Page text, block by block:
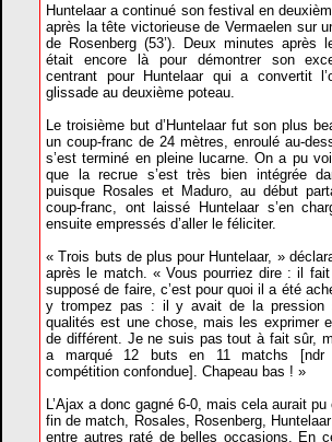
Huntelaar a continué son festival en
après la tête victorieuse de Vermaelen sur
de Rosenberg (53’). Deux minutes après
était encore là pour démontrer son
centrant pour Huntelaar qui a convertit
glissade au deuxième poteau.
Le troisième but d’Huntelaar fut son plus
un coup-franc de 24 mètres, enroulé au-
s’est terminé en pleine lucarne. On a pu
que la recrue s’est très bien intégrée
puisque Rosales et Maduro, au début
coup-franc, ont laissé Huntelaar s’en
ensuite empressés d’aller le féliciter.
« Trois buts de plus pour Huntelaar, »
après le match. « Vous pourriez dire : il
supposé de faire, c’est pour quoi il a été
y trompez pas : il y avait de la pression
qualités est une chose, mais les exprimer
de différent. Je ne suis pas tout à fait sûr,
a marqué 12 buts en 11 matchs [ndr
compétition confondue]. Chapeau bas ! »
L’Ajax a donc gagné 6-0, mais cela aurait
fin de match, Rosales, Rosenberg,
entre autres raté de belles occasions. En